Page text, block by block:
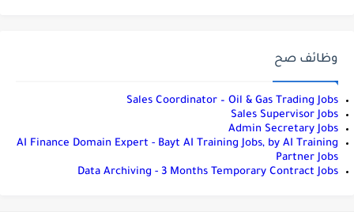
وظائف صح
Sales Coordinator – Oil & Gas Trading Jobs
Sales Supervisor Jobs
Admin Secretary Jobs
AI Finance Domain Expert - Bayt AI Training Jobs, by AI Training
Partner Jobs
Data Archiving - 3 Months Temporary Contract Jobs